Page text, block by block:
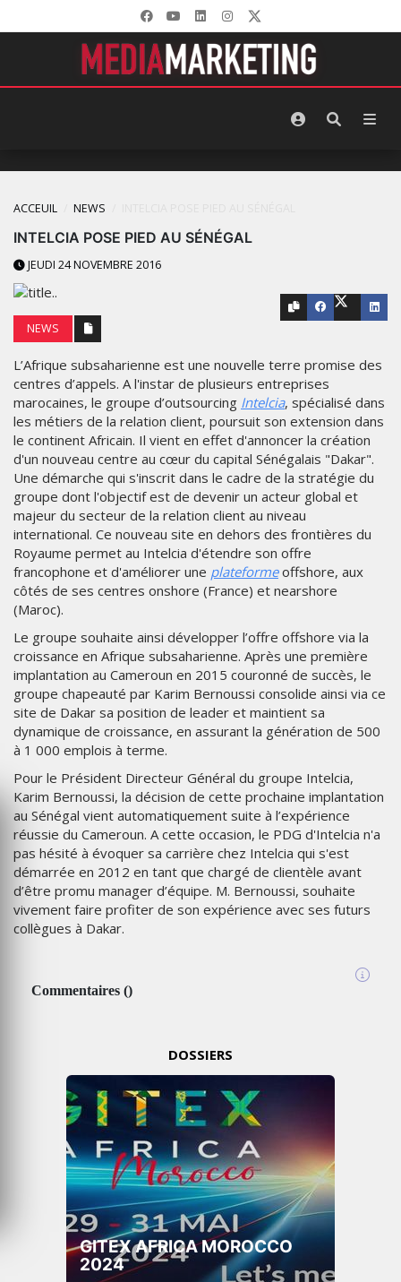
ACCEUIL NEWS
INTELCIA POSE PIED AU SÉNÉGAL
JEUDI 24 NOVEMBRE 2016
NEWS
L’Afrique subsaharienne est une nouvelle terre promise des
centres d’appels. A l'instar de plusieurs entreprises
marocaines, le groupe d’outsourcing Intelcia, spécialisé dans
les métiers de la relation client, poursuit son extension dans
le continent Africain. Il vient en effet d'annoncer la création
d'un nouveau centre au cœur du capital Sénégalais "Dakar".
Une démarche qui s'inscrit dans le cadre de la stratégie du
groupe dont l'objectif est de devenir un acteur global et
majeur du secteur de la relation client au niveau
international. Ce nouveau site en dehors des frontières du
Royaume permet au Intelcia d'étendre son offre
francophone et d'améliorer une plateformeoffshore, aux
côtés de ses centres onshore (France) et nearshore
(Maroc).
Le groupe souhaite ainsi développer l’offre offshore via la
croissance en Afrique subsaharienne. Après une première
implantation au Cameroun en 2015 couronné de succès, le
groupe chapeauté par Karim Bernoussi consolide ainsi via ce
site de Dakar sa position de leader et maintient sa
dynamique de croissance, en assurant la génération de 500
à 1 000 emplois à terme.
Pour le Président Directeur Général du groupe Intelcia,
Karim Bernoussi, la décision de cette prochaine implantation
au Sénégal vient automatiquement suite à l’expérience
réussie du Cameroun. A cette occasion, le PDG d'Intelcia n'a
pas hésité à évoquer sa carrière chez Intelcia qui s'est
démarrée en 2012 en tant que chargé de clientèle avant
d’être promu manager d’équipe. M. Bernoussi, souhaite
vivement faire profiter de son expérience avec ses futurs
collègues à Dakar.
Commentaires ()
DOSSIERS
GITEX AFRICA MOROCCO
2024